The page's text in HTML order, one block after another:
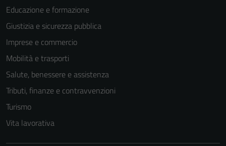
Educazione e formazione
Giustizia e sicurezza pubblica
Imprese e commercio
Mobilità e trasporti
Salute, benessere e assistenza
Tributi, finanze e contravvenzioni
Turismo
Vita lavorativa